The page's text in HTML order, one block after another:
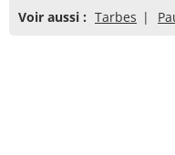
Voir aussi : Tarbes